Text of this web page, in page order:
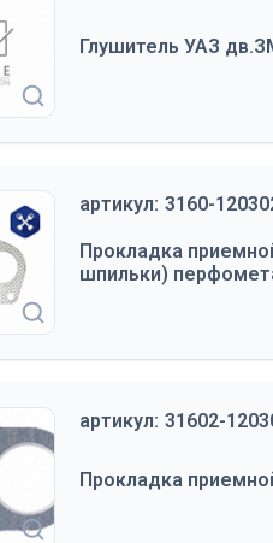
Глушитель УАЗ
артикул: 3160-
Прокладка
шпильки)
артикул: 31602-
Прокладка